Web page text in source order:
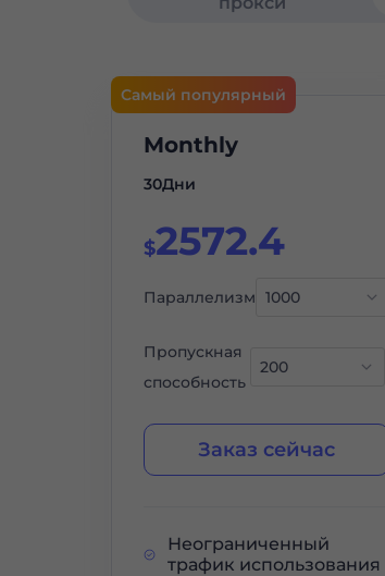
Самый популярный
Monthly
30Дни
$2572.4
Параллелизм
Пропускная
способность
Заказ сейчас
Неограниченный
трафик использования